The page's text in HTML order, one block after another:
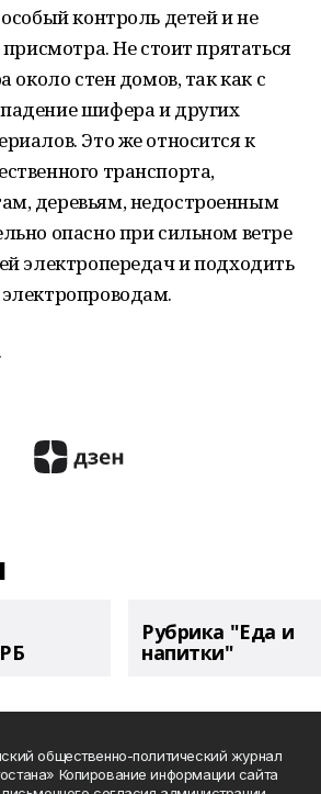
контроль детей и не
присмотра. Не стоит прятаться
около стен домов, так как с
шифера и других
Это же относится к
транспорта,
деревьям, недостроенным
опасно при сильном ветре
электропередач и подходить
Рубрика "Еда и
напитки"
общественно-политический журнал
Копирование информации сайта